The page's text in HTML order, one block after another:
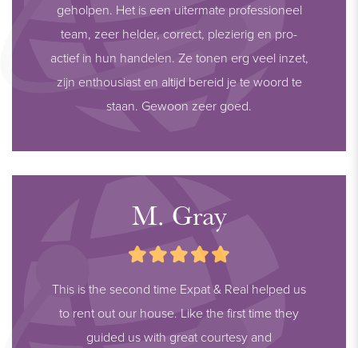
geholpen. Het is een uitermate professioneel
team, zeer helder, correct, plezierig en pro-
actief in hun handelen. Ze tonen erg veel inzet,
zijn enthousiast en altijd bereid je te woord te
staan. Gewoon zeer goed.
M. Gray
This is the second time Expat & Real helped us
to rent out our house. Like the first time they
guided us with great courtesy and